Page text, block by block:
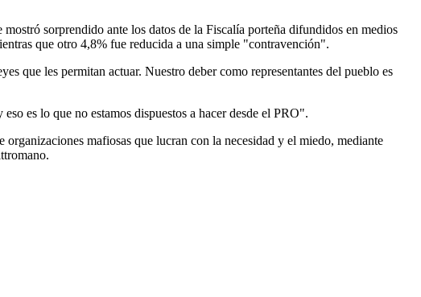
sorprendido ante los datos de la Fiscalía porteña difundidos en medios
que otro 4,8% fue reducida a una simple "contravención".
que les permitan actuar. Nuestro deber como representantes del pueblo es
es lo que no estamos dispuestos a hacer desde el PRO".
mafiosas que lucran con la necesidad y el miedo, mediante